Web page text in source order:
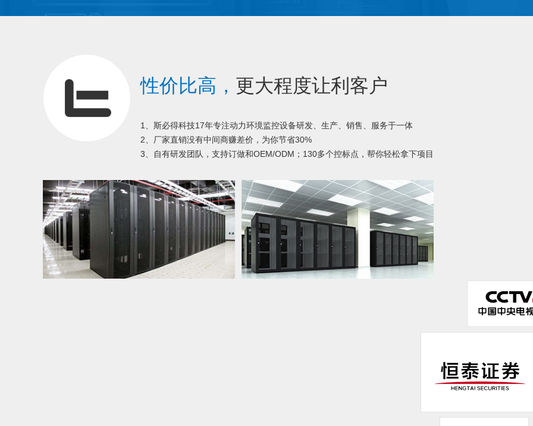
性价比高， 更大程度让利客户
1、斯必得科技17年专注动力环境监控设备研发、生产、销售、服务于一体
2、厂家直销没有中间商赚差价，为你节省30%
3、自有研发团队，支持订做和OEM/ODM；130多个控标点，帮你轻松拿下项目